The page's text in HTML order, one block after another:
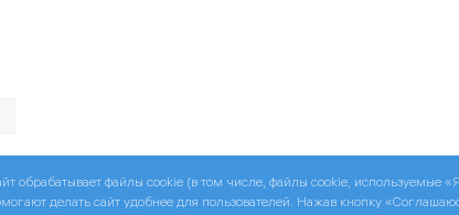
обрабатывает файлы cookie (в том числе, файлы cookie, используемые
делать сайт удобнее для пользователей. Нажав кнопку